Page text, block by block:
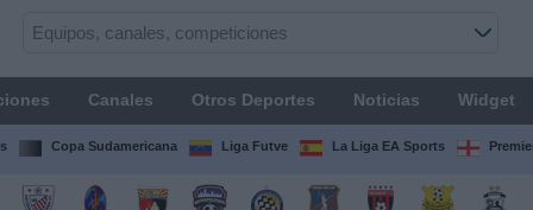
Canales Otros Deportes Noticias Widget
Copa Sudamericana Liga Futve La Liga EA Sports